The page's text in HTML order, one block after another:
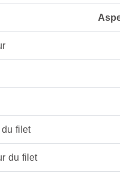
du filet
du filet